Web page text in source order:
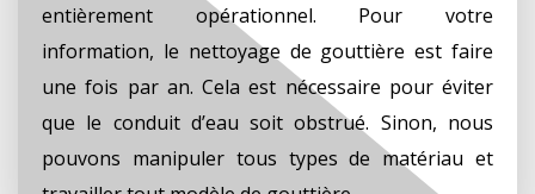
entièrement opérationnel. Pour votre
information, le nettoyage de gouttière est faire
une fois par an. Cela est nécessaire pour éviter
que le conduit d’eau soit obstrué. Sinon, nous
pouvons manipuler tous types de matériau et